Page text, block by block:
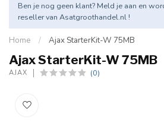
Ben je nog geen klant? Meld je aan en
reseller van Asatgroothandel.nl !
Home / Ajax StarterKit-W 75MB
Ajax StarterKit-W 75MB
AJAX (0)